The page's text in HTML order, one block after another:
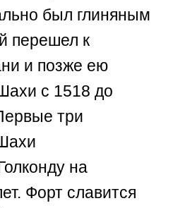
был глиняным
перешел к
и позже ею
с 1518 до
три
на
Форт славится